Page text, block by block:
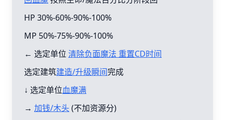
HP 30%-60%-90%-100%
MP 50%-75%-90%-100%
← 选定单位 清除负面魔法 重置CD时间
选定建筑建造/升级瞬间完成
↓ 选定单位血魔满
→ 加钱/木头(不加资源分)